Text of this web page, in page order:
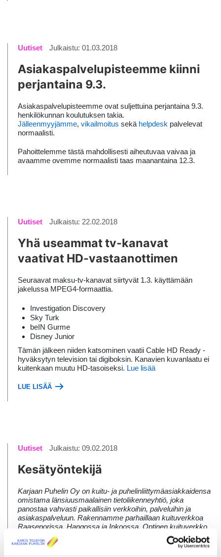
Uutiset Julkaistu: 01.03.2018
Asiakaspalvelupisteemme kiinni
perjantaina 9.3.
Asiakaspalvelupisteemme ovat suljettuina perjantaina 9.3.
henkilökunnan koulutuksen takia.
Jälleenmyyjämme, vikailmoitus sekä helpdesk palvelevat
normaalisti.
Pahoittelemme tästä mahdollisesti aiheutuvaa vaivaa ja
avaamme ovemme normaalisti taas maanantaina 12.3.
Uutiset Julkaistu: 22.02.2018
Yhä useammat tv-kanavat
vaativat HD-vastaanottimen
Seuraavat maksu-tv-kanavat siirtyvät 1.3. käyttämään
jakelussa MPEG4-formaattia.
Investigation Discovery
Sky Turk
beIN Gurme
Disney Junior
Tämän jälkeen niiden katsominen vaatii Cable HD Ready -
hyväksytyn television tai digiboksin. Kanavien kuvanlaatu ei
kuitenkaan muutu HD-tasoiseksi. Lue lisää
LUE LISÄÄ
Uutiset Julkaistu: 09.02.2018
Kesätyöntekijä
Karjaan Puhelin Oy on kuitu- ja puhelinliittymäasiakkaidensa
omistama länsiuusmaalainen tietoliikenneyhtiö, joka
panostaa vahvasti paikallisiin verkkoihin, palveluihin ja
asiakaspalveluun. Rakennamme parhaillaan kuituverkkoa
Raaseporissa, Hangossa ja Inkoossa. Optinen kuituverkko
välittää ääntä, kuvaa ja tietoa koteihin asti valon avulla –
valon nopeudella. Kuituliittymän kautta asiakkaamme saavat